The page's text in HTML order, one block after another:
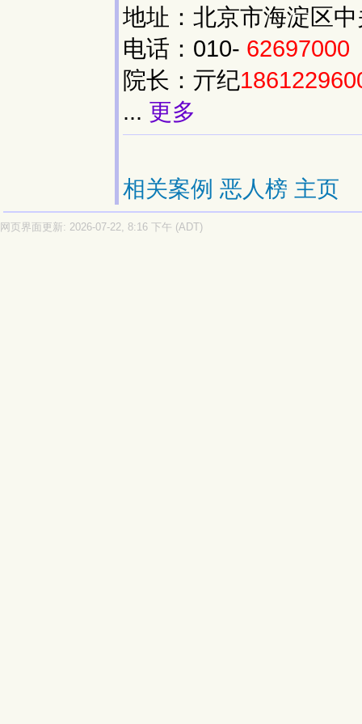
地址：北京市海淀区
电话：010- 62697000
院长：亓纪
... 更多
相关案例 恶人榜 主页
网页界面更新: 2026-07-22, 8:16 下午 (ADT)